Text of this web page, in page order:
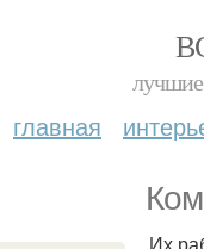
лучшие
главная